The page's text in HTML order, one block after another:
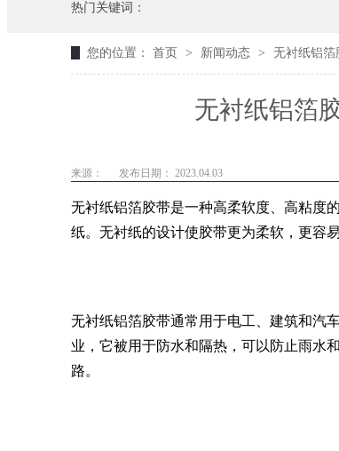
热门关键词：
您的位置： 首页 > 新闻动态 > 无衬纸铝箔
无衬纸铝箔
来源： 发布日期： 2023.04.03
无衬纸铝箔胶带是一种高柔软度、高粘度
纸。无衬纸的设计使胶带更为柔软，更容
无衬纸铝箔胶带通常用于电工、建筑和汽
业，它被用于防水和隔热，可以防止雨水
路。